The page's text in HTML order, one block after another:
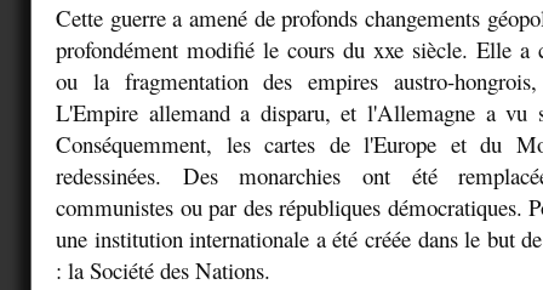
Cette guerre a amené de profonds changements
profondément modifié le cours du xxe siècle. Elle a
ou la fragmentation des empires austro-
L'Empire allemand a disparu, et l'Allemagne a vu
Conséquemment, les cartes de l'Europe et du
redessinées. Des monarchies ont été
communistes ou par des républiques démocratiques.
une institution internationale a été créée dans le but
: la Société des Nations.